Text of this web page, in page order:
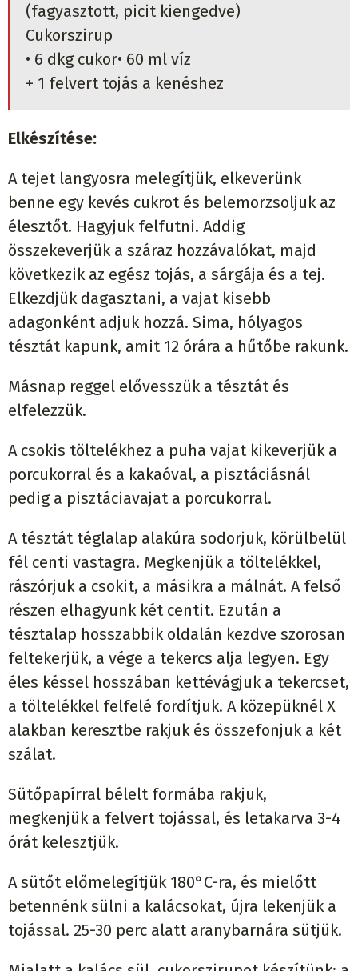
(fagyasztott, picit kiengedve)
Cukorszirup
• 6 dkg cukor• 60 ml víz
+ 1 felvert tojás a kenéshez
Elkészítése:
A tejet langyosra melegítjük, elkeverünk
benne egy kevés cukrot és belemorzsoljuk az
élesztőt. Hagyjuk felfutni. Addig
összekeverjük a száraz hozzávalókat, majd
következik az egész tojás, a sárgája és a tej.
Elkezdjük dagasztani, a vajat kisebb
adagonként adjuk hozzá. Sima, hólyagos
tésztát kapunk, amit 12 órára a hűtőbe rakunk.
Másnap reggel elővesszük a tésztát és
elfelezzük.
A csokis töltelékhez a puha vajat kikeverjük a
porcukorral és a kakaóval, a pisztáciásnál
pedig a pisztáciavajat a porcukorral.
A tésztát téglalap alakúra sodorjuk, körülbelül
fél centi vastagra. Megkenjük a töltelékkel,
rászórjuk a csokit, a másikra a málnát. A felső
részen elhagyunk két centit. Ezután a
tésztalap hosszabbik oldalán kezdve szorosan
feltekerjük, a vége a tekercs alja legyen. Egy
éles késsel hosszában kettévágjuk a tekercset,
a töltelékkel felfelé fordítjuk. A közepüknél X
alakban keresztbe rakjuk és összefonjuk a két
szálat.
Sütőpapírral bélelt formába rakjuk,
megkenjük a felvert tojással, és letakarva 3-4
órát kelesztjük.
A sütőt előmelegítjük 180°C-ra, és mielőtt
betennénk sülni a kalácsokat, újra lekenjük a
tojással. 25-30 perc alatt aranybarnára sütjük.